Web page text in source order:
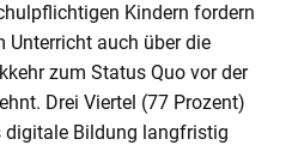
Kindern fordern
auch über die
zum Status Quo vor der
Drei Viertel (77 Prozent)
digitale Bildung langfristig